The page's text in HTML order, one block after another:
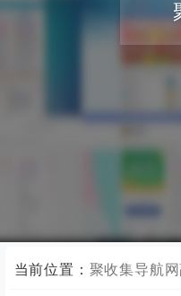
当前位置： 聚收集导航网